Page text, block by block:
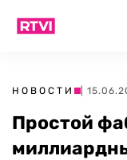
НОВОСТИ |
Простой